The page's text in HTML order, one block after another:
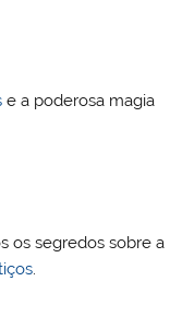
e a poderosa magia
os segredos sobre a
.